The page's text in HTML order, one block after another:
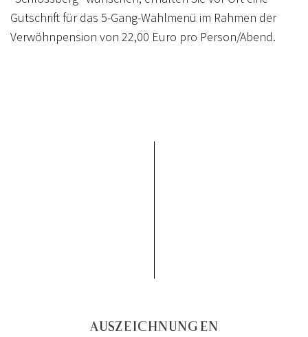
Gutschrift für das 5-Gang-Wahlmenü im Rahmen der
Verwöhnpension von 22,00 Euro pro Person/Abend.
AUSZEICHNUNGEN